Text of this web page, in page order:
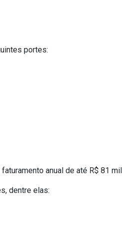
portes:
anual de até R$ 81
dentre elas: